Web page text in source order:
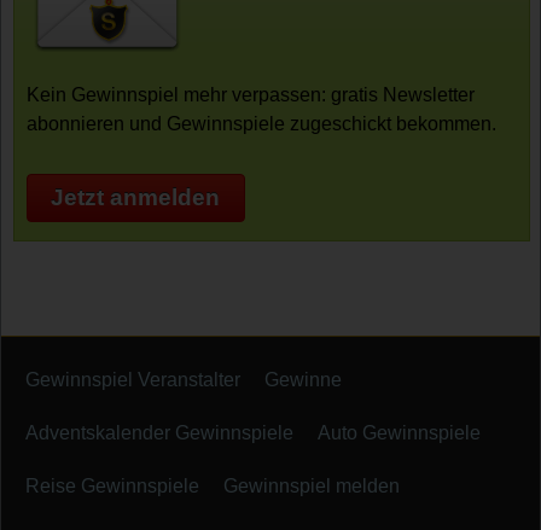
Kein Gewinnspiel mehr verpassen: gratis Newsletter
abonnieren und Gewinnspiele zugeschickt bekommen.
Jetzt anmelden
Gewinnspiel Veranstalter Gewinne
Adventskalender Gewinnspiele Auto Gewinnspiele
Reise Gewinnspiele Gewinnspiel melden